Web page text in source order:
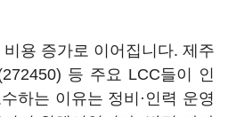
용 증가로 이어집니다. 제주
등 주요 LCC들이 인
하는 이유는 정비·인력 운영